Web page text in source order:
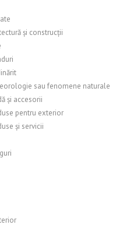
și construcții
sau fenomene naturale
și accesorii
pentru exterior
și servicii